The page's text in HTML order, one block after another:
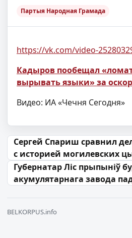
Партыя Народная Грамада
https://vk.com/video-
Кадыров пообещал
вырывать языки» за
Видео: ИА «Чечня Сегодня»
Навігацыя па
Сергей Спариш сравнил
с историей могилевских
Губернатар Ліс прыпыніў
акумулятарнага завода
BELKORPUS.info